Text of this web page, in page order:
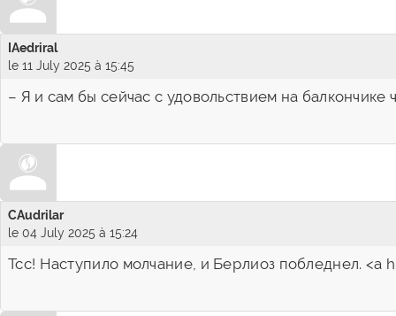
IAedriral
le 11 July 2025 à 15:45
– Я и сам бы сейчас с удовольствием на
CAudrilar
le 04 July 2025 à 15:24
Тсс! Наступило молчание, и Берлиоз побледнел.